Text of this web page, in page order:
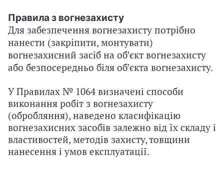
Правила з вогнезахисту
Для забезпечення вогнезахисту потрібно
нанести (закріпити, монтувати)
вогнезахисний засіб на об’єкт вогнезахисту
або безпосередньо біля об’єкта вогнезахисту.
У Правилах № 1064 визначені способи
виконання робіт з вогнезахисту
(обробляння), наведено класифікацію
вогнезахисних засобів залежно від їх складу і
властивостей, методів захисту, товщини
нанесення і умов експлуатації.